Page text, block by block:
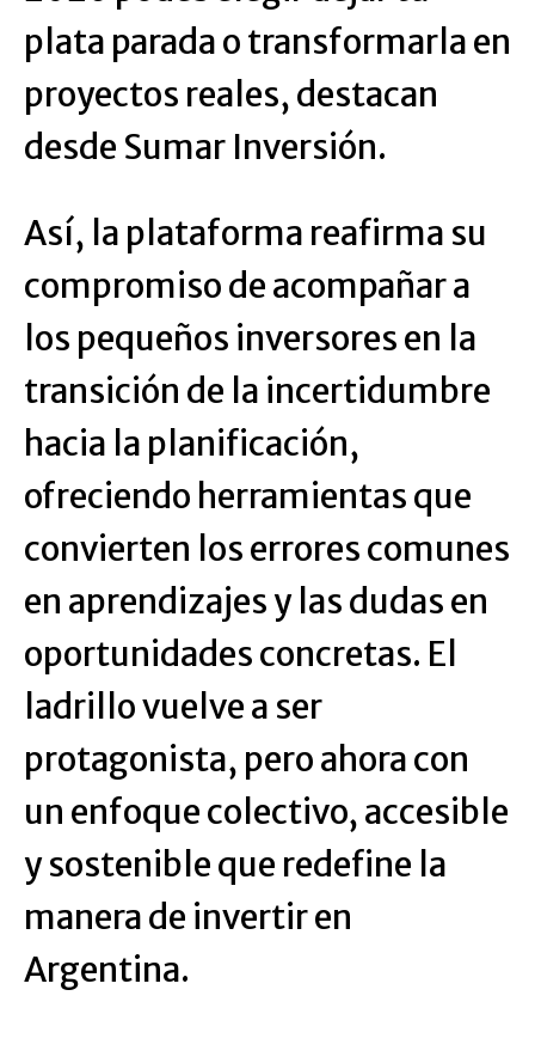
plata parada o transformarla en
proyectos reales, destacan
desde Sumar Inversión.
Así, la plataforma reafirma su
compromiso de acompañar a
los pequeños inversores en la
transición de la incertidumbre
hacia la planificación,
ofreciendo herramientas que
convierten los errores comunes
en aprendizajes y las dudas en
oportunidades concretas. El
ladrillo vuelve a ser
protagonista, pero ahora con
un enfoque colectivo, accesible
y sostenible que redefine la
manera de invertir en
Argentina.